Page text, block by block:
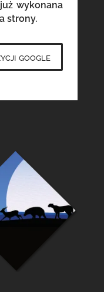
wykonana
strony.
google